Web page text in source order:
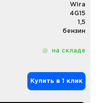
Wira
4G15
1,5
бензин
на складе
Купить в 1 клик